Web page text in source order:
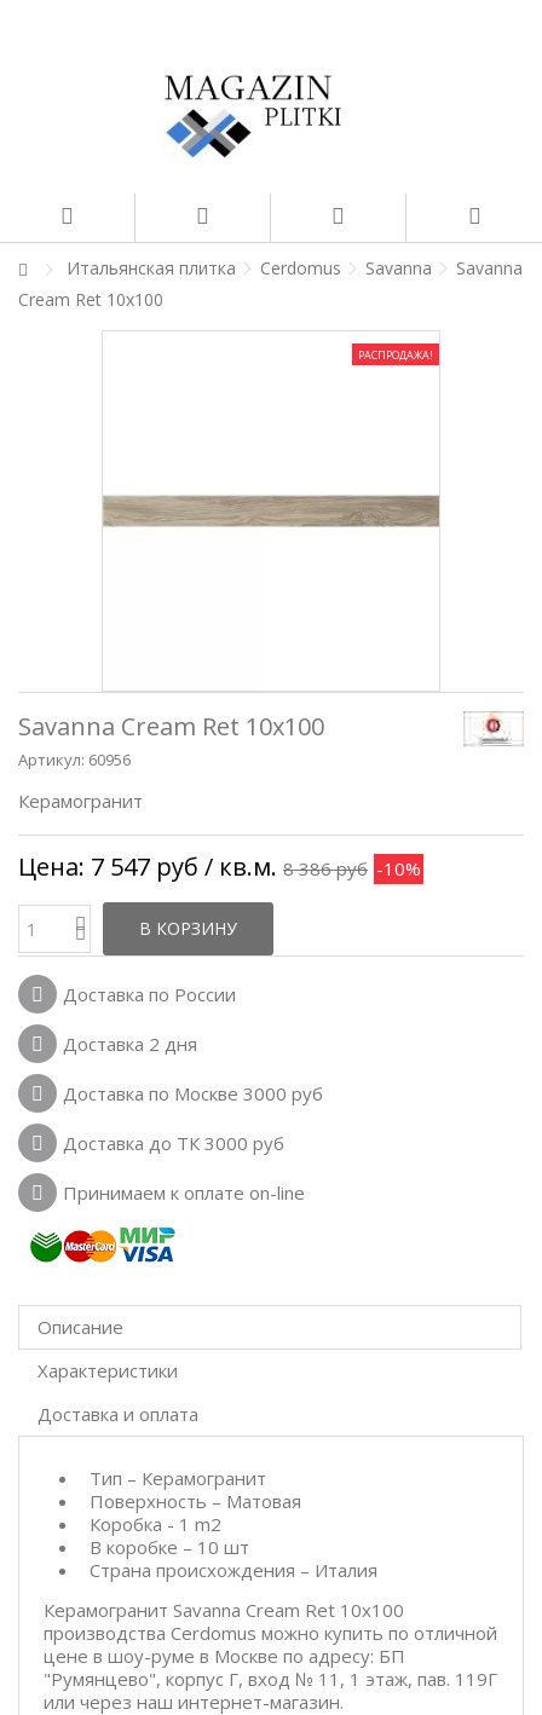
Итальянская плитка Cerdomus Savanna
Savanna
Cream Ret 10x100
РАСПРОДАЖА!
Savanna Cream Ret 10x100
Артикул: 60956
Керамогранит
Цена: 7 547 руб / кв.м. 8 386 руб -10%
В КОРЗИНУ
Доставка по России
Доставка 2 дня
Доставка по Москве 3000 руб
Доставка до ТК 3000 руб
Принимаем к оплате on-line
Описание
Характеристики
Доставка и оплата
Тип – Керамогранит
Поверхность – Матовая
Коробка - 1 m2
В коробке – 10 шт
Страна происхождения – Италия
Керамогранит Savanna Cream Ret 10x100
производства Cerdomus можно купить по отличной
цене в шоу-руме в Москве по адресу: БП
"Румянцево", корпус Г, вход № 11, 1 этаж, пав. 119Г
или через наш интернет-магазин.